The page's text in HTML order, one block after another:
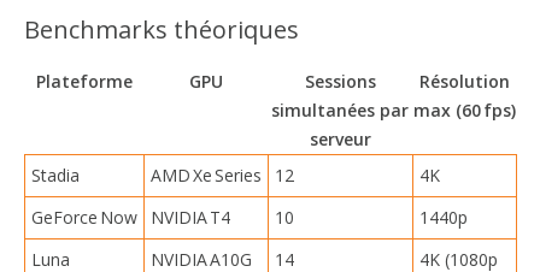
Benchmarks théoriques
Plateforme GPU
Sessions
simultanées par
serveur
Résolution
max (60 fps)
Stadia AMD Xe Series 12
4K
GeForce Now
NVIDIA T4 10
1440p
Luna
NVIDIA A10G 14
4K (1080p